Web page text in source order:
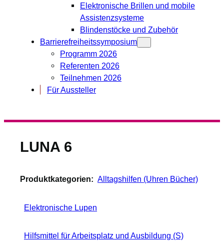
Elektronische Brillen und mobile
Assistenzsysteme
Blindenstöcke und Zubehör
Barrierefreiheitssymposium
Programm 2026
Referenten 2026
Teilnehmen 2026
Für Aussteller
LUNA 6
Produktkategorien: Alltagshilfen (Uhren Bücher)
Elektronische Lupen
Hilfsmittel für Arbeitsplatz und Ausbildung (S)